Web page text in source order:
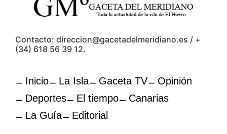
Contacto: direccion@gacetadelmeridiano.es / +
(34) 618 56 39 12.
Inicio La Isla Gaceta TV
Opinión
Deportes
El tiempo
Canarias
La Guía
Editorial